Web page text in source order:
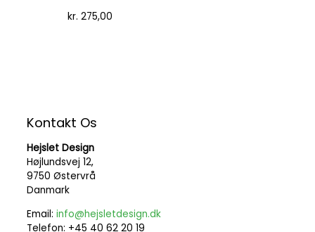
kr. 275,00
Kontakt Os
Hejslet Design
Højlundsvej 12,
9750 Østervrå
Danmark
Email: info@hejsletdesign.dk
Telefon: +45 40 62 20 19